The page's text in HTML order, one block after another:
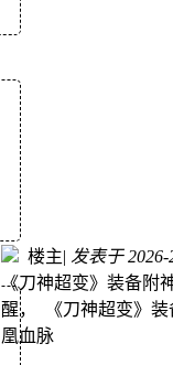
楼主| 发表于 2026-
《刀神超变》装备附
醒， 《刀神超变》
凰血脉